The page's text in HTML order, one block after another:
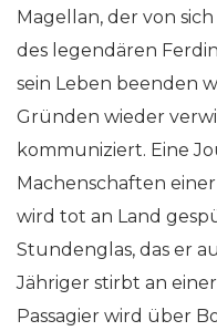
Magellan, der von
des legendären
sein Leben beenden
Gründen wieder
kommuniziert. Eine
Machenschaften
wird tot an Land
Stundenglas, das er
Jähriger stirbt an
Passagier wird über